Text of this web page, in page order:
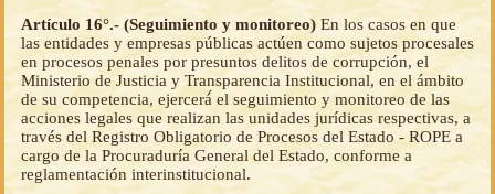
Artículo 16°.- (Seguimiento y monitoreo) En los casos en que
las entidades y empresas públicas actúen como sujetos procesales
en procesos penales por presuntos delitos de corrupción, el
Ministerio de Justicia y Transparencia Institucional, en el ámbito
de su competencia, ejercerá́ el seguimiento y monitoreo de las
acciones legales que realizan las unidades jurídicas respectivas, a
través del Registro Obligatorio de Procesos del Estado - ROPE a
cargo de la Procuraduría General del Estado, conforme a
reglamentación interinstitucional.